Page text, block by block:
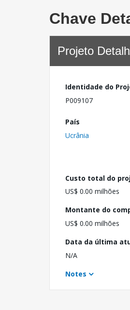
Chave
Projeto
Identidade do
P009107
País
Ucrânia
Custo total do
US$ 0.00 milhões
Montante do
US$ 0.00 milhões
Data da última
N/A
Notes